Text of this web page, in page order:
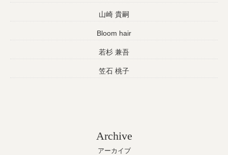
山崎 貴嗣
Bloom hair
若杉 兼吾
笠石 桃子
Archive
アーカイブ